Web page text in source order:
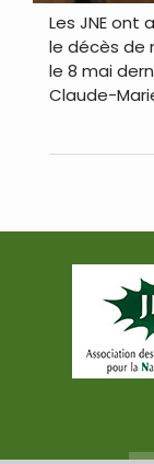
Les JNE
le décès de
le 8 mai
Claude-